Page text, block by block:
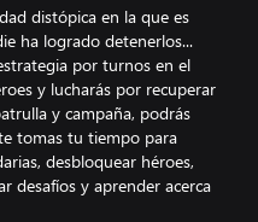
distópica en la que es
ha logrado detenerlos...
por turnos en el
y lucharás por recuperar
y campaña, podrás
tomas tu tiempo para
desbloquear héroes,
desafíos y aprender acerca